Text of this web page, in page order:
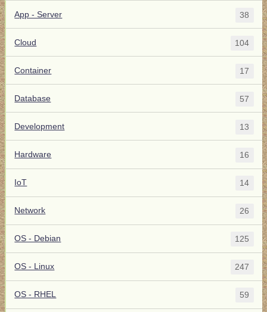
App - Server 38
Cloud 104
Container 17
Database 57
Development 13
Hardware 16
IoT 14
Network 26
OS - Debian 125
OS - Linux 247
OS - RHEL 59